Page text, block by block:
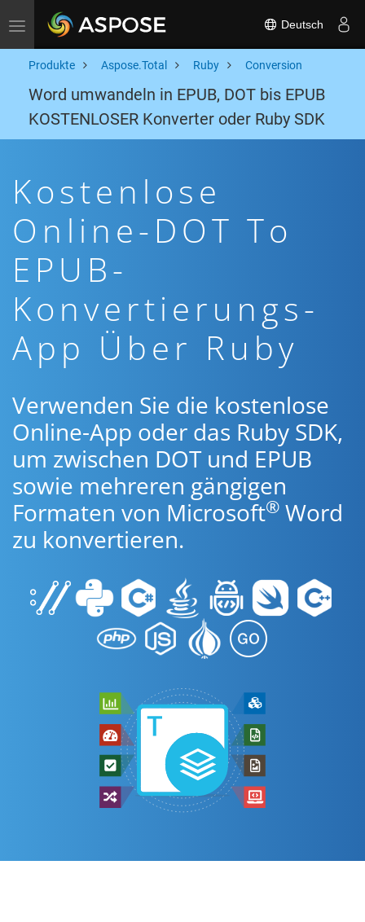
Toggle navigation Deutsch
Produkte Aspose.Total Ruby Conversion
Word umwandeln in EPUB, DOT bis EPUB
KOSTENLOSER Konverter oder Ruby SDK
Kostenlose
Online-DOT To
EPUB-
Konvertierungs-
App Über Ruby
Verwenden Sie die kostenlose
Online-App oder das Ruby SDK,
um zwischen DOT und EPUB
sowie mehreren gängigen
Formaten von Microsoft® Word
zu konvertieren.